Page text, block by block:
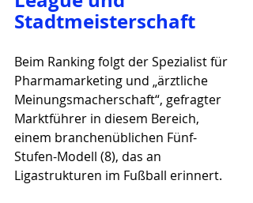
Stadtmeisterschaft
Beim Ranking folgt der Spezialist für
Pharmamarketing und „ärztliche
Meinungsmacherschaft“, gefragter
Marktführer in diesem Bereich,
einem branchenüblichen Fünf-
Stufen-Modell (8), das an
Ligastrukturen im Fußball erinnert.